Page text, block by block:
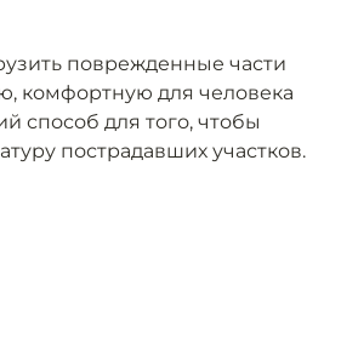
поврежденные части
комфортную для человека
способ для того, чтобы
пострадавших участков.